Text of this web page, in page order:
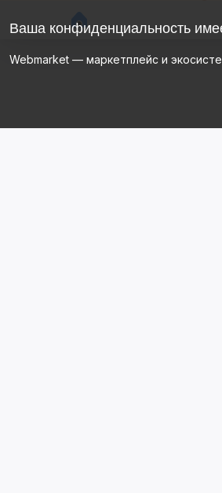
Ваша конфиденциальность
Webmarket — маркетплейс и